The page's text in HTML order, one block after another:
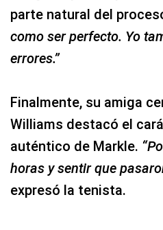
parte natural del
como ser perfecto. Yo
errores.”
Finalmente, su amiga
Williams destacó el
auténtico de Markle.
horas y sentir que
expresó la tenista.